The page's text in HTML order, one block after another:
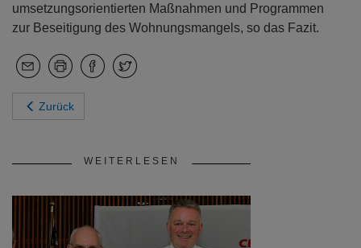
umsetzungsorientierten Maßnahmen und Programmen
zur Beseitigung des Wohnungsmangels, so das Fazit.
Zurück
WEITERLESEN